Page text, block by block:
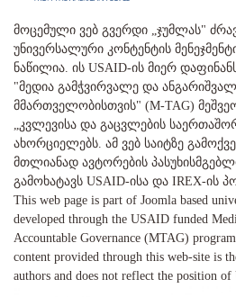
მოცემული ვებ გვერდი „ჯუმლას"
უნივერსალური კონტენტის
ნაწილია. ის USAID-ის მიერ
"მედია გამჭვირვალე და
მმართველობისთვის" (M-TAG)
„კვლევისა და გაცვლების
ახორციელებს. ამ ვებ საიტზე
მთლიანად ავტორების
გამოხატავს USAID-ისა და IREX-ის
This web page is part of Joomla based
developed through the USAID funded
Accountable Governance (MTAG)
content provided through this web-site is
authors and does not reflect the position